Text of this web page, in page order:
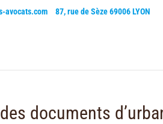
avocats.com 87, rue de Sèze 69006 LYON
documents